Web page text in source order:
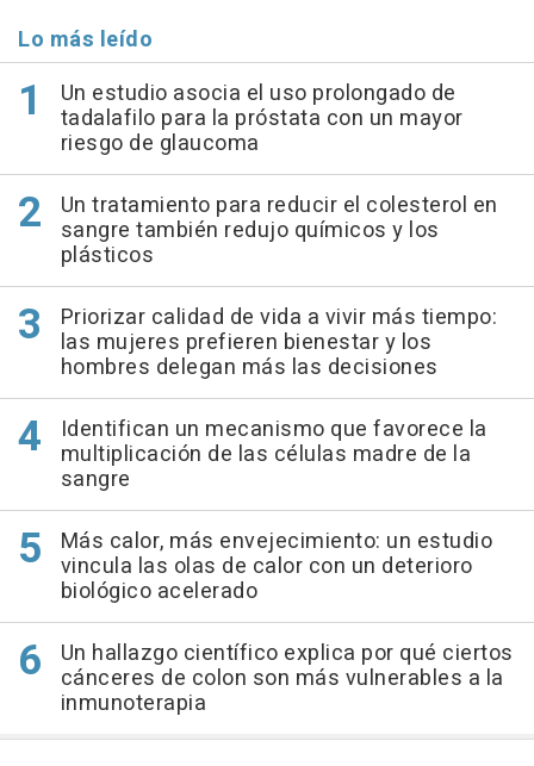
Lo más leído
Un estudio asocia el uso prolongado de
tadalafilo para la próstata con un mayor
riesgo de glaucoma
Un tratamiento para reducir el colesterol en
sangre también redujo químicos y los
plásticos
Priorizar calidad de vida a vivir más tiempo:
las mujeres prefieren bienestar y los
hombres delegan más las decisiones
Identifican un mecanismo que favorece la
multiplicación de las células madre de la
sangre
Más calor, más envejecimiento: un estudio
vincula las olas de calor con un deterioro
biológico acelerado
Un hallazgo científico explica por qué ciertos
cánceres de colon son más vulnerables a la
inmunoterapia